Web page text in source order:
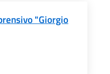
"Giorgio